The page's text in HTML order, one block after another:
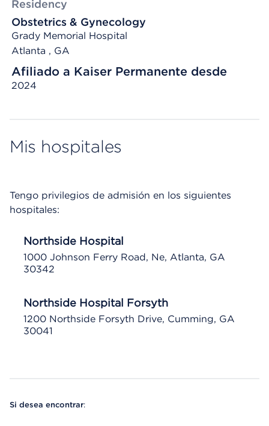
Residency
Obstetrics & Gynecology
Grady Memorial Hospital
Atlanta , GA
Afiliado a Kaiser Permanente desde
2024
Mis hospitales
Tengo privilegios de admisión en los siguientes
hospitales:
Northside Hospital
1000 Johnson Ferry Road, Ne, Atlanta, GA
30342
Northside Hospital Forsyth
1200 Northside Forsyth Drive, Cumming, GA
30041
Si desea encontrar: